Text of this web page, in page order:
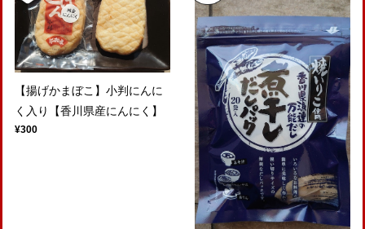
【揚げかまぼこ】小判にんに
く入り【香川県産にんにく】
¥300